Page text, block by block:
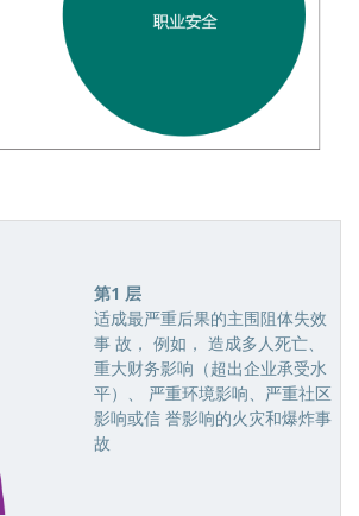
第1 层
适成最严重后果的主围阻体失效
事 故， 例如， 造成多人死亡、
重大财务影响（超出企业承受水
平）、 严重环境影响、严重社区
影响或信 誉影响的火灾和爆炸事
故